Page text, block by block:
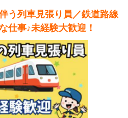
う列車見張り員／鉄道路線
仕事♪未経験大歓迎！